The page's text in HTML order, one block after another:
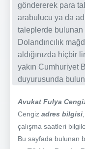
göndererek para
arabulucu ya da
taleplerde
Dolandırıcılık
aldığınızda hiçbir
yakın Cumhuriyet
duyurusunda
Avukat Fulya
Cengiz adres bilgisi
çalışma saatleri
Bu sayfada bulunan